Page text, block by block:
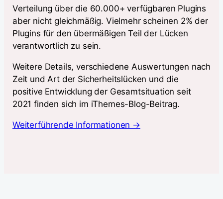
Verteilung über die 60.000+ verfügbaren Plugins
aber nicht gleichmäßig. Vielmehr scheinen 2% der
Plugins für den übermäßigen Teil der Lücken
verantwortlich zu sein.
Weitere Details, verschiedene Auswertungen nach
Zeit und Art der Sicherheitslücken und die
positive Entwicklung der Gesamtsituation seit
2021 finden sich im iThemes-Blog-Beitrag.
Weiterführende Informationen →